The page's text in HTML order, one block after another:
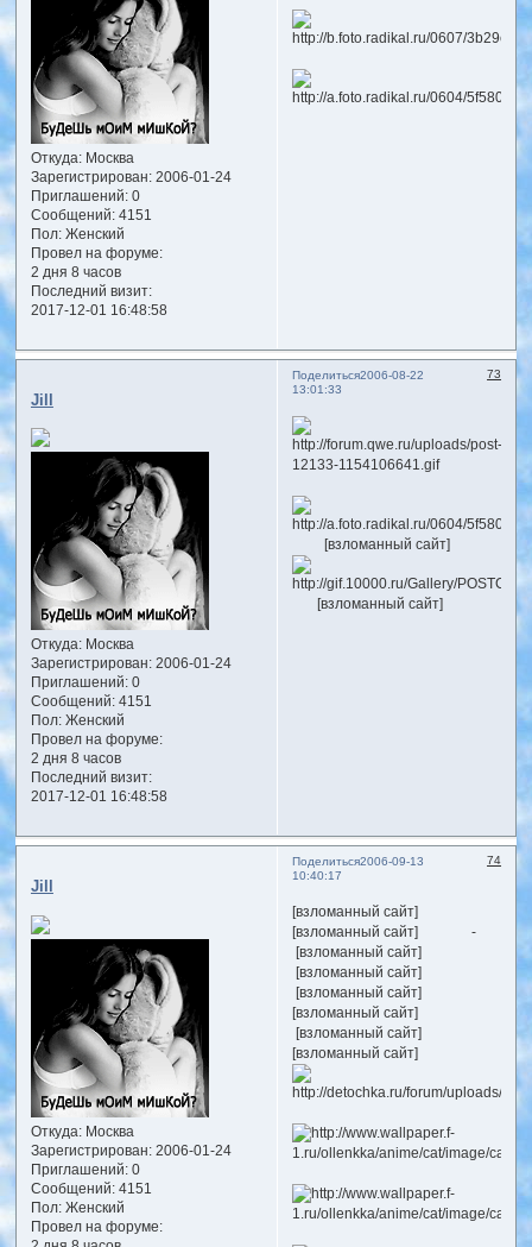
Откуда:Москва
Зарегистрирован: 2006-01-24
Приглашений:0
Сообщений:4151
Пол:Женский
Провел на форуме:
2 дня 8 часов
Последний визит:
2017-12-01 16:48:58
Поделиться 73
2006-08-22
13:01:33
Jill
Откуда:Москва
Зарегистрирован: 2006-01-24
Приглашений:0
Сообщений:4151
Пол:Женский
Провел на форуме:
2 дня 8 часов
Последний визит:
2017-12-01 16:48:58
[взломанный сайт]
[взломанный сайт]
Поделиться 74
2006-09-13
10:40:17
Jill
Откуда:Москва
Зарегистрирован: 2006-01-24
Приглашений:0
Сообщений:4151
Пол:Женский
Провел на форуме:
[взломанный сайт]
[взломанный сайт] -
[взломанный сайт]
[взломанный сайт]
[взломанный сайт]
[взломанный сайт]
[взломанный сайт]
[взломанный сайт]